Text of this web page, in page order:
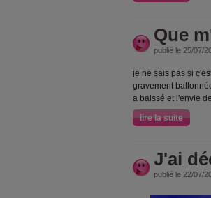
Que
publié le 25/07/
je ne sais pas si
gravement
a baissé et l'envie
lire la suite
J'ai
publié le 22/07/